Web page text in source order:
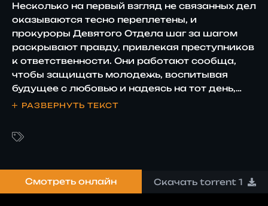
Несколько на первый взгляд не связанных дел
оказываются тесно переплетены, и
прокуроры Девятого Отдела шаг за шагом
раскрывают правду, привлекая преступников
к ответственности. Они работают сообща,
чтобы защищать молодежь, воспитывая
будущее с любовью и надеясь на тот день,
когда больше не останется дел для
РАЗВЕРНУТЬ ТЕКСТ
Смотреть онлайн Скачать torrent 1